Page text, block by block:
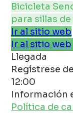
Bicicleta
para sillas
Ir al sitio web
Ir al sitio web
Llegada
Regístrese
12:00
Información
Política de